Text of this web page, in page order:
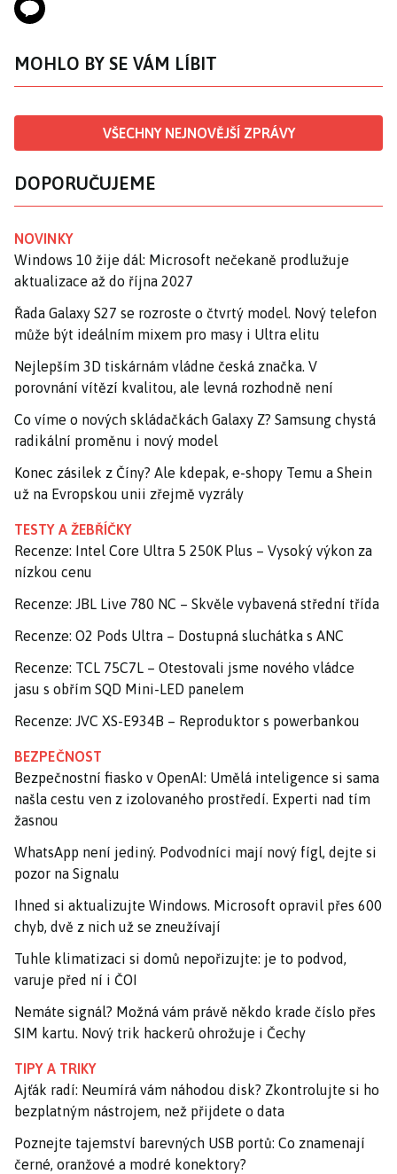
MOHLO BY SE VÁM LÍBIT
VŠECHNY NEJNOVĚJŠÍ ZPRÁVY
DOPORUČUJEME
NOVINKY
Windows 10 žije dál: Microsoft nečekaně prodlužuje
aktualizace až do října 2027
Řada Galaxy S27 se rozroste o čtvrtý model. Nový telefon
může být ideálním mixem pro masy i Ultra elitu
Nejlepším 3D tiskárnám vládne česká značka. V
porovnání vítězí kvalitou, ale levná rozhodně není
Co víme o nových skládačkách Galaxy Z? Samsung chystá
radikální proměnu i nový model
Konec zásilek z Číny? Ale kdepak, e-shopy Temu a Shein
už na Evropskou unii zřejmě vyzrály
TESTY A ŽEBŘÍČKY
Recenze: Intel Core Ultra 5 250K Plus – Vysoký výkon za
nízkou cenu
Recenze: JBL Live 780 NC – Skvěle vybavená střední třída
Recenze: O2 Pods Ultra – Dostupná sluchátka s ANC
Recenze: TCL 75C7L – Otestovali jsme nového vládce
jasu s obřím SQD Mini-LED panelem
Recenze: JVC XS-E934B – Reproduktor s powerbankou
BEZPEČNOST
Bezpečnostní fiasko v OpenAI: Umělá inteligence si sama
našla cestu ven z izolovaného prostředí. Experti nad tím
žasnou
WhatsApp není jediný. Podvodníci mají nový fígl, dejte si
pozor na Signalu
Ihned si aktualizujte Windows. Microsoft opravil přes 600
chyb, dvě z nich už se zneužívají
Tuhle klimatizaci si domů nepořizujte: je to podvod,
varuje před ní i ČOI
Nemáte signál? Možná vám právě někdo krade číslo přes
SIM kartu. Nový trik hackerů ohrožuje i Čechy
TIPY A TRIKY
Ajťák radí: Neumírá vám náhodou disk? Zkontrolujte si ho
bezplatným nástrojem, než přijdete o data
Poznejte tajemství barevných USB portů: Co znamenají
černé, oranžové a modré konektory?